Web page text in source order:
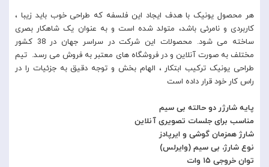
هر محصول یونیک با هدف ایجاد این فلسفه که طراحی خوب باید زیبا ،
کاربردی و نامرئی باشد، متولد شده است و به عنوان یک شاهکار بصری
ساخته می شود. محصولات این شرکت در سراسر جهان در 38 کشور
مختلف به صورت آنلاین و در فروشگاه های معتبر به فروش می رسد. تیم
طراحی یونیک ترکیب ابتکار ، الهام بخش و توجه دقیق به جزئیات را در
راس کار خود قرار داده است
پایه شارژر دو حالته بی سیم
مناسب برای جلسات تصویری آنلاین
شارژ همزمان گوشی و ایرپادز
نوع شارژ، بی سیم (وایرلس)
توان خروجی ۱۵ وات